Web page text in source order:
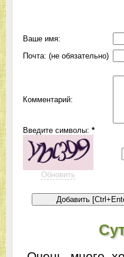
Ваше имя:
Почта: (не обязательно)
Комментарий:
Введите символы: *
Обновить